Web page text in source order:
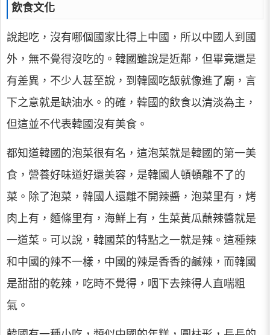
飲食文化
說起吃，沒有哪個國家比得上中國，所以中國人到國
外，無不覺得沒吃的。韓國雖說是近鄰，但畢竟還是
有差異，不少人甚至說，到韓國吃飯就像進了廟，言
下之意就是缺油水。的確，韓國的飲食以清淡為主，
但這並不代表韓國沒有美食。
都知道韓國的泡菜很有名，這泡菜就是韓國的第一美
食，營養好味道好還美容，是韓國人頓頓離不了的
菜。除了泡菜，韓國人還離不開辣醬，泡菜里有，烤
肉上有，麵條里有，海鮮上有，生菜黃瓜蘸辣醬就是
一道菜。可以說，韓國菜的特點之一就是辣。這種辣
和中國的辣不一樣，中國的辣是香香的鹹辣，而韓國
是甜甜的乾辣，吃時不覺得，咽下去辣得人直喘粗
氣。